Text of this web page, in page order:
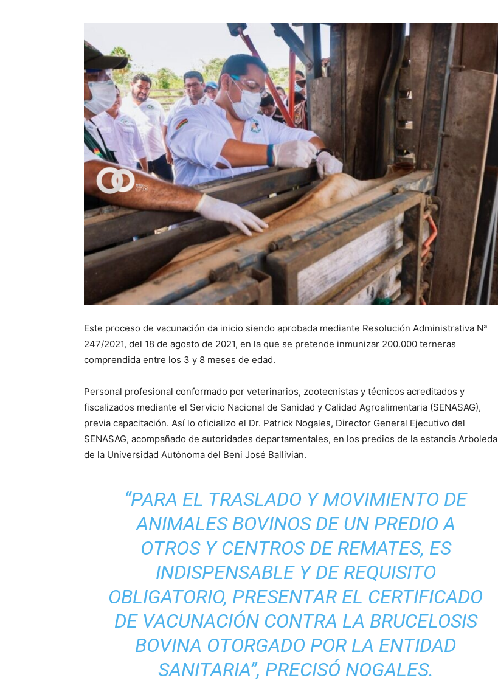
Este proceso de vacunación da inicio siendo aprobada mediante Resolución Administrativa Nª
247/2021, del 18 de agosto de 2021, en la que se pretende inmunizar 200.000 terneras
comprendida entre los 3 y 8 meses de edad.
Personal profesional conformado por veterinarios, zootecnistas y técnicos acreditados y
fiscalizados mediante el Servicio Nacional de Sanidad y Calidad Agroalimentaria (SENASAG),
previa capacitación. Así lo oficializo el Dr. Patrick Nogales, Director General Ejecutivo del
SENASAG, acompañado de autoridades departamentales, en los predios de la estancia Arboleda
de la Universidad Autónoma del Beni José Ballivian.
“PARA EL TRASLADO Y MOVIMIENTO DE
ANIMALES BOVINOS DE UN PREDIO A
OTROS Y CENTROS DE REMATES, ES
INDISPENSABLE Y DE REQUISITO
OBLIGATORIO, PRESENTAR EL CERTIFICADO
DE VACUNACIÓN CONTRA LA BRUCELOSIS
BOVINA OTORGADO POR LA ENTIDAD
SANITARIA”, PRECISÓ NOGALES.